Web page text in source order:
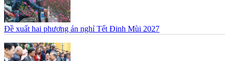
Đề xuất hai phương án nghỉ Tết Đinh Mùi 2027